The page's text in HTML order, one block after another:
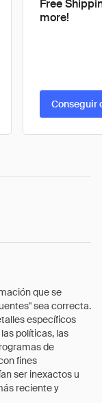
Free
more!
Conseguir
que se
sea correcta.
específicos
políticas, las
de
fines
ser inexactos u
reciente y